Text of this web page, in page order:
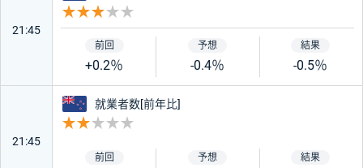
21:45
+0.2％ -0.4％ -0.5％
21:45
ニュージーランド
就業者数[前年比]